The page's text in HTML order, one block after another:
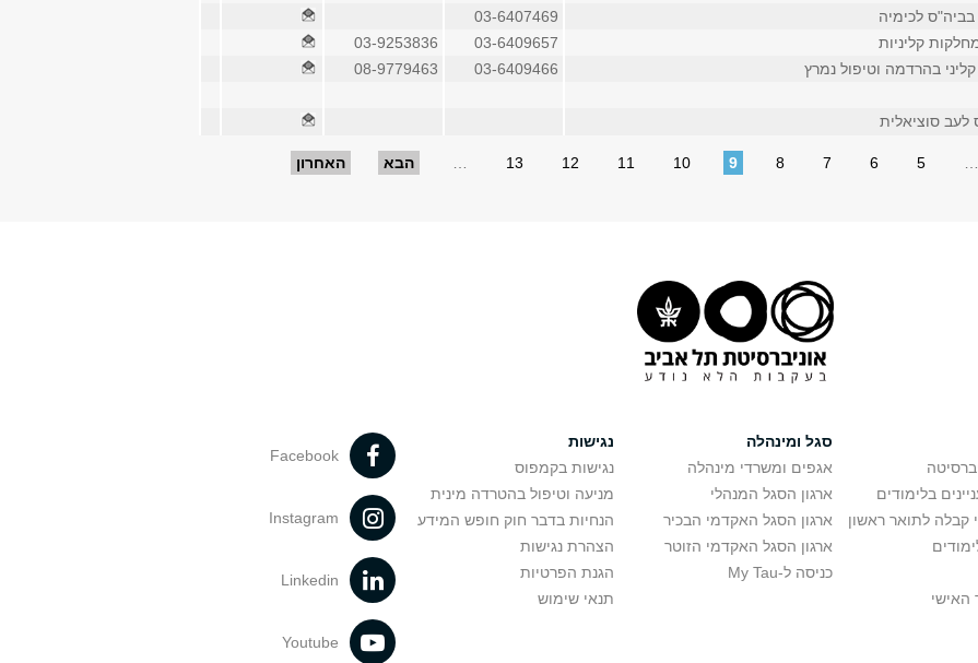
לכימיה
03-6407469
קליניות 03-6409657
03-9253836
בהרדמה וטיפול נמרץ 03-6409466
08-9779463
לעב סוציאלית
5
6
7
8
9
10
11
12
13 הבא האחרון
בלימודים
קבלה לתואר ראשון
האישי
סגל ומינהלה
אגפים ומשרדי מינהלה
ארגון הסגל המנהלי
ארגון הסגל האקדמי הבכיר
ארגון הסגל האקדמי הזוטר
כניסה ל-My Tau
נגישות
נגישות בקמפוס
מניעה וטיפול בהטרדה מינית
הנחיות בדבר חוק חופש המידע
הצהרת נגישות
הגנת הפרטיות
תנאי שימוש
Facebook
Instagram
Linkedin
Youtube